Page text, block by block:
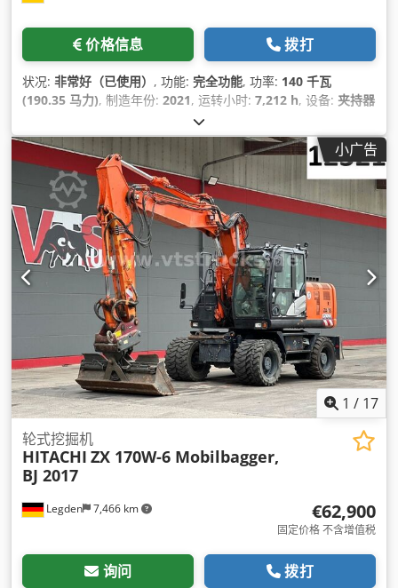
价格信息 拨打
状况: 非常好（已使用） , 功能: 完全功能, 功率: 140 千瓦
(190.35 马力), 制造年份: 2021, 运转小时: 7,212 h, 设备: 夹持器
,
小广告
1 / 17
Legden 7,466 km
轮式挖掘机
HITACHI ZX 170W-6 Mobilbagger,
BJ 2017
€62,900
固定价格 不含增值税
询问 拨打